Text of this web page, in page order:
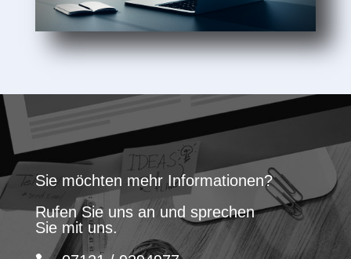
Sie möchten mehr Informationen?
Rufen Sie uns an und sprechen
Sie mit uns.